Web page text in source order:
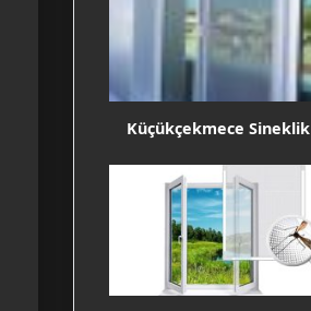
Küçükçekmece Sineklik